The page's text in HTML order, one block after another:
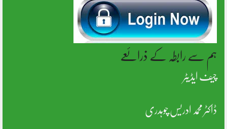
ہم سے رابطہ کے ذرائعے
چیف ایڈیٹر
ڈاکٹر محمد ادریس چوہدری